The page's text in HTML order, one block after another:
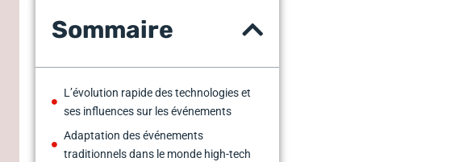
Sommaire
L’évolution rapide des technologies et
ses influences sur les événements
Adaptation des événements
traditionnels dans le monde high-tech